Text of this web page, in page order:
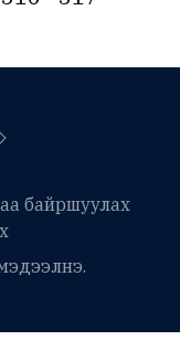
байршуулах